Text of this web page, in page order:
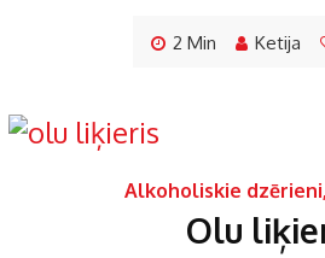
2 Min Ketija
Alkoholiskie dzērieni,
Olu